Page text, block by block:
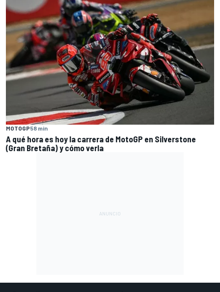
MOTOGP58 min
A qué hora es hoy la carrera de MotoGP en Silverstone
(Gran Bretaña) y cómo verla